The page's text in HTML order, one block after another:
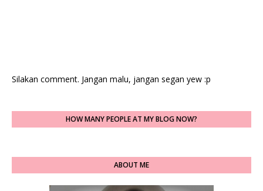
Silakan comment. Jangan malu, jangan segan yew :p
HOW MANY PEOPLE AT MY BLOG NOW?
ABOUT ME